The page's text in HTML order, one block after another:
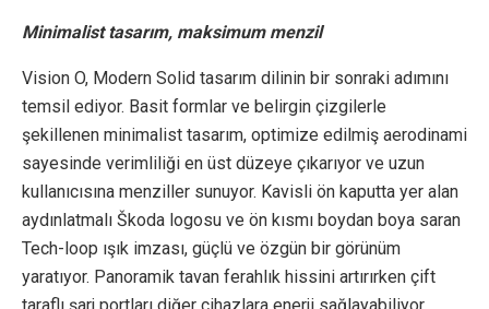
Minimalist tasarım, maksimum menzil
Vision O, Modern Solid tasarım dilinin bir sonraki adımını
temsil ediyor. Basit formlar ve belirgin çizgilerle
şekillenen minimalist tasarım, optimize edilmiş aerodinami
sayesinde verimliliği en üst düzeye çıkarıyor ve uzun
kullanıcısına menziller sunuyor. Kavisli ön kaputta yer alan
aydınlatmalı Škoda logosu ve ön kısmı boydan boya saran
Tech-loop ışık imzası, güçlü ve özgün bir görünüm
yaratıyor. Panoramik tavan ferahlık hissini artırırken çift
taraflı şarj portları diğer cihazlara enerji sağlayabiliyor.